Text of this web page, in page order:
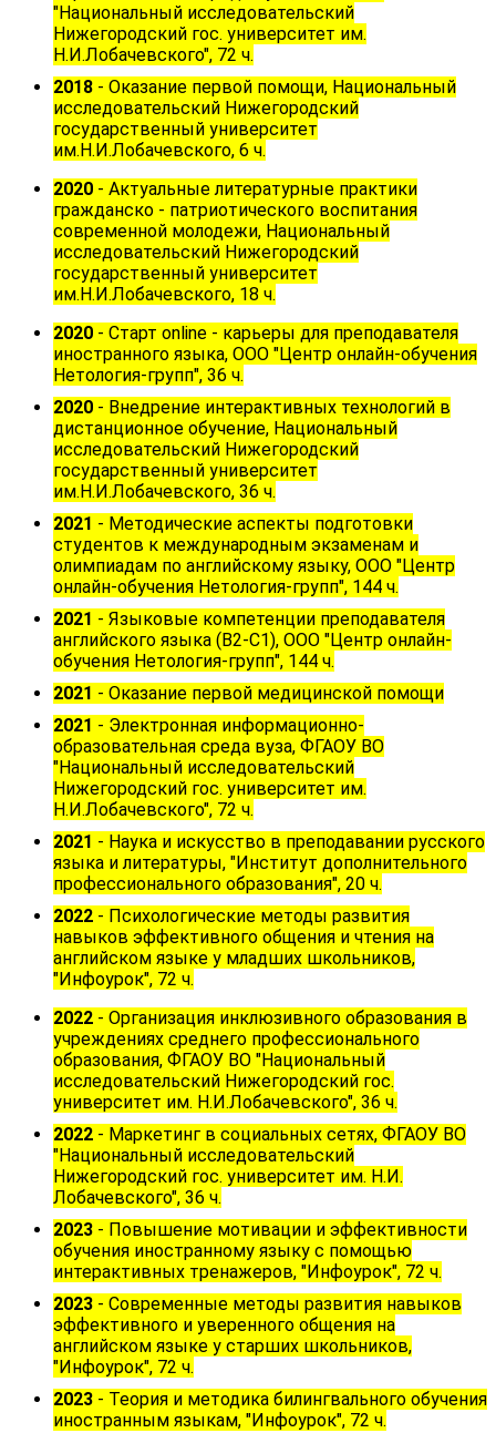
"Национальный исследовательский
Нижегородский гос. университет им.
Н.И.Лобачевского", 72 ч.
2018 - Оказание первой помощи, Национальный
исследовательский Нижегородский
государственный университет
им.Н.И.Лобачевского, 6 ч.
2020 - Актуальные литературные практики
гражданско - патриотического воспитания
современной молодежи, Национальный
исследовательский Нижегородский
государственный университет
им.Н.И.Лобачевского, 18 ч.
2020 - Старт online - карьеры для преподавателя
иностранного языка, ООО "Центр онлайн-обучения
Нетология-групп", 36 ч.
2020 - Внедрение интерактивных технологий в
дистанционное обучение, Национальный
исследовательский Нижегородский
государственный университет
им.Н.И.Лобачевского, 36 ч.
2021 - Методические аспекты подготовки
студентов к международным экзаменам и
олимпиадам по английскому языку, ООО "Центр
онлайн-обучения Нетология-групп", 144 ч.
2021 - Языковые компетенции преподавателя
английского языка (B2-C1), ООО "Центр онлайн-
обучения Нетология-групп", 144 ч.
2021 - Оказание первой медицинской помощи
2021 - Электронная информационно-
образовательная среда вуза, ФГАОУ ВО
"Национальный исследовательский
Нижегородский гос. университет им.
Н.И.Лобачевского", 72 ч.
2021 - Наука и искусство в преподавании русского
языка и литературы, "Институт дополнительного
профессионального образования", 20 ч.
2022 - Психологические методы развития
навыков эффективного общения и чтения на
английском языке у младших школьников,
"Инфоурок", 72 ч.
2022 - Организация инклюзивного образования в
учреждениях среднего профессионального
образования, ФГАОУ ВО "Национальный
исследовательский Нижегородский гос.
университет им. Н.И.Лобачевского", 36 ч.
2022 - Маркетинг в социальных сетях, ФГАОУ ВО
"Национальный исследовательский
Нижегородский гос. университет им. Н.И.
Лобачевского", 36 ч.
2023 - Повышение мотивации и эффективности
обучения иностранному языку с помощью
интерактивных тренажеров, "Инфоурок", 72 ч.
2023 - Современные методы развития навыков
эффективного и уверенного общения на
английском языке у старших школьников,
"Инфоурок", 72 ч.
2023 - Теория и методика билингвального обучения
иностранным языкам, "Инфоурок", 72 ч.